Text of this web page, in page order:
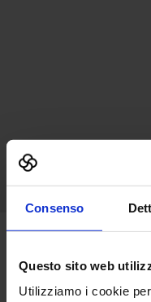
Consenso
Questo sito web
Utilizziamo i cookie